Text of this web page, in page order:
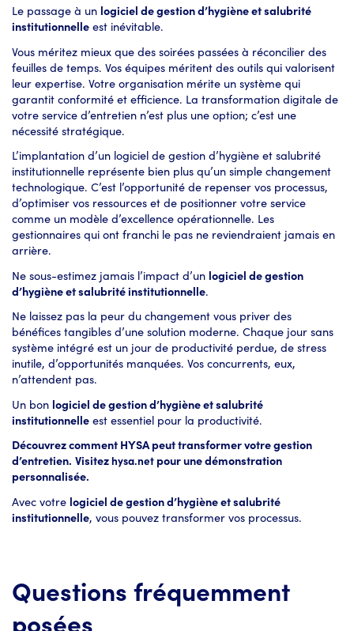
Le passage à un logiciel de gestion d’hygiène et salubrité
institutionnelle est inévitable.
Vous méritez mieux que des soirées passées à réconcilier des
feuilles de temps. Vos équipes méritent des outils qui valorisent
leur expertise. Votre organisation mérite un système qui
garantit conformité et efficience. La transformation digitale de
votre service d’entretien n’est plus une option; c’est une
nécessité stratégique.
L’implantation d’un logiciel de gestion d’hygiène et salubrité
institutionnelle représente bien plus qu’un simple changement
technologique. C’est l’opportunité de repenser vos processus,
d’optimiser vos ressources et de positionner votre service
comme un modèle d’excellence opérationnelle. Les
gestionnaires qui ont franchi le pas ne reviendraient jamais en
arrière.
Ne sous-estimez jamais l’impact d’un logiciel de gestion
d’hygiène et salubrité institutionnelle.
Ne laissez pas la peur du changement vous priver des
bénéfices tangibles d’une solution moderne. Chaque jour sans
système intégré est un jour de productivité perdue, de stress
inutile, d’opportunités manquées. Vos concurrents, eux,
n’attendent pas.
Un bon logiciel de gestion d’hygiène et salubrité
institutionnelle est essentiel pour la productivité.
Découvrez comment HYSA peut transformer votre gestion
d’entretien. Visitezhysa.net pour une démonstration
personnalisée.
Avec votre logiciel de gestion d’hygiène et salubrité
institutionnelle, vous pouvez transformer vos processus.
Questions fréquemment
posées